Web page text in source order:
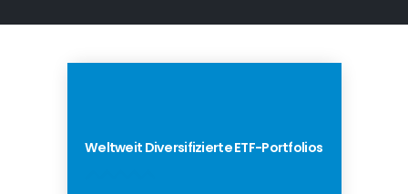
Weltweit Diversifizierte ETF-Portfolios